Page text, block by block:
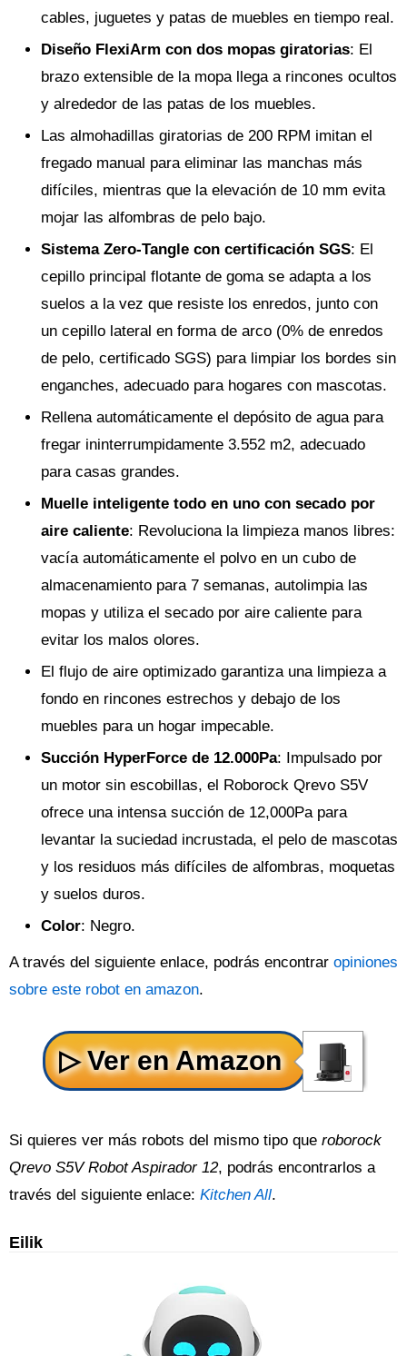
cables, juguetes y patas de muebles en tiempo real.
Diseño FlexiArm con dos mopas giratorias: El
brazo extensible de la mopa llega a rincones ocultos
y alrededor de las patas de los muebles.
Las almohadillas giratorias de 200 RPM imitan el
fregado manual para eliminar las manchas más
difíciles, mientras que la elevación de 10 mm evita
mojar las alfombras de pelo bajo.
Sistema Zero-Tangle con certificación SGS: El
cepillo principal flotante de goma se adapta a los
suelos a la vez que resiste los enredos, junto con
un cepillo lateral en forma de arco (0% de enredos
de pelo, certificado SGS) para limpiar los bordes sin
enganches, adecuado para hogares con mascotas.
Rellena automáticamente el depósito de agua para
fregar ininterrumpidamente 3.552 m2, adecuado
para casas grandes.
Muelle inteligente todo en uno con secado por
aire caliente: Revoluciona la limpieza manos libres:
vacía automáticamente el polvo en un cubo de
almacenamiento para 7 semanas, autolimpia las
mopas y utiliza el secado por aire caliente para
evitar los malos olores.
El flujo de aire optimizado garantiza una limpieza a
fondo en rincones estrechos y debajo de los
muebles para un hogar impecable.
Succión HyperForce de 12.000Pa: Impulsado por
un motor sin escobillas, el Roborock Qrevo S5V
ofrece una intensa succión de 12,000Pa para
levantar la suciedad incrustada, el pelo de mascotas
y los residuos más difíciles de alfombras, moquetas
y suelos duros.
Color: Negro.
A través del siguiente enlace, podrás encontrar opiniones
sobre este robot en amazon.
Si quieres ver más robots del mismo tipo que roborock
Qrevo S5V Robot Aspirador 12, podrás encontrarlos a
través del siguiente enlace: Kitchen All.
Eilik